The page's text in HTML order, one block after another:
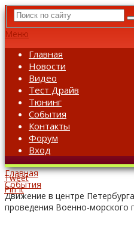
Меню
Главная
Новости
Видео
Тест Драйв
Тюнинг
События
Контакты
Форум
Вход
Главная
События
Движение в центре
проведения Военно-морского
Tweet
Pin It